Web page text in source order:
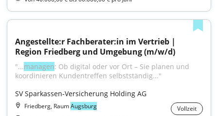
Angestellte:r Fachberater:in im Vertrieb |
Region Friedberg und Umgebung (m/w/d)
"...managen: Ob digital oder vor Ort – Sie planen und
koordi­nieren Kunden­treffen selbst­ständig..."
SV Sparkassen-Versicherung Holding AG
Friedberg, RaumAugsburg
Vollzeit